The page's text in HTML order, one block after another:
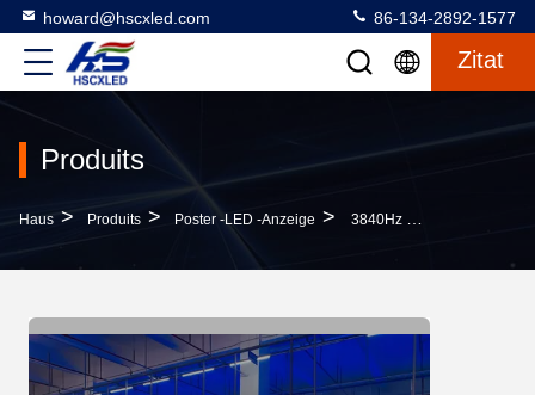
howard@hscxled.com 86-134-2892-1577
Zitat
Produits
Haus > Produits > Poster -LED -Anzeige > 3840Hz Outdoor Led Poster Display P3 Led Poster For Shop